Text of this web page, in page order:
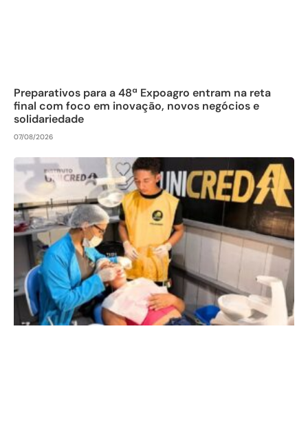
Preparativos para a 48ª Expoagro entram na reta
final com foco em inovação, novos negócios e
solidariedade
07/08/2026